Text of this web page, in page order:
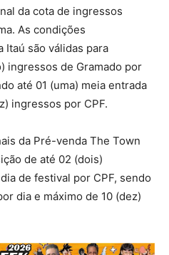
da cota de ingressos
As condições
Itaú são válidas para
ingressos de Gramado por
até 01 (uma) meia entrada
ingressos por CPF.
da Pré-venda The Town
de até 02 (dois)
de festival por CPF, sendo
dia e máximo de 10 (dez)